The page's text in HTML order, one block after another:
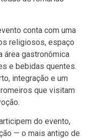
conta com uma
religiosos, espaço
área gastronômica
e bebidas quentes.
integração e um
que visitam
do evento,
— o mais antigo de